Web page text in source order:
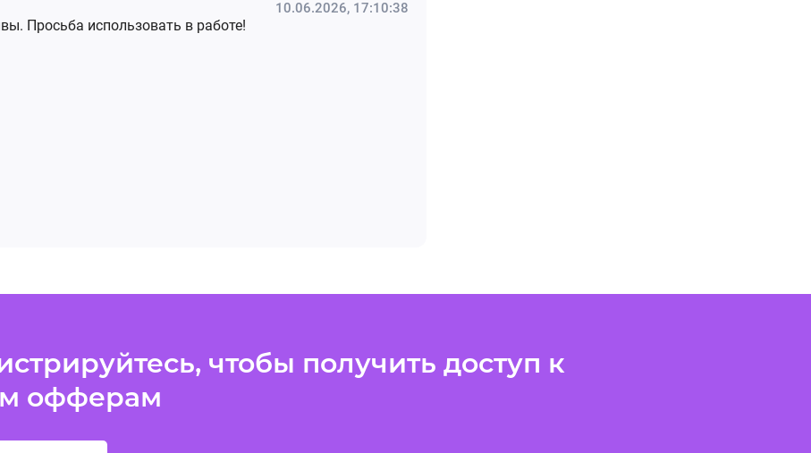
10.06.2026, 17:10:38
Просьба использовать в работе!
чтобы получить доступ к
офферам